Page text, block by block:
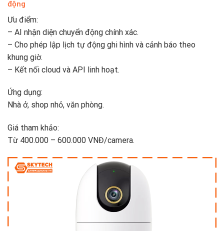
động
Ưu điểm:
– AI nhận diện chuyển động chính xác.
– Cho phép lập lịch tự động ghi hình và cảnh báo theo
khung giờ.
– Kết nối cloud và API linh hoạt.
Ứng dụng:
Nhà ở, shop nhỏ, văn phòng.
Giá tham khảo:
Từ 400.000 – 600.000 VNĐ/camera.